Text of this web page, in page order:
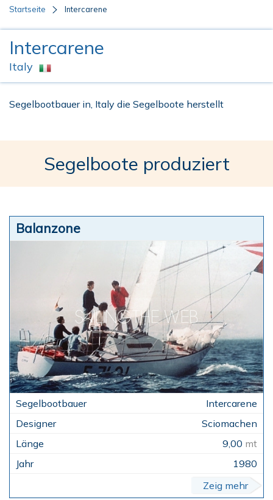
Startseite Intercarene
Intercarene
Italy
Segelbootbauer in, Italy die Segelboote herstellt
Segelboote produziert
Balanzone
Intercarene
Sciomachen
9,00 mt
1980
Zeig mehr